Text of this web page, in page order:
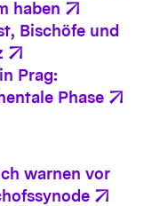
haben
Bischöfe und
Prag:
Phase
warnen vor